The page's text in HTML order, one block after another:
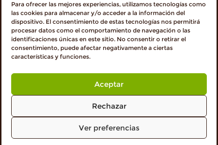
Para ofrecer las mejores experiencias, utilizamos tecnologías como
las cookies para almacenar y/o acceder a la información del
dispositivo. El consentimiento de estas tecnologías nos permitirá
procesar datos como el comportamiento de navegación o las
identificaciones únicas en este sitio. No consentir o retirar el
consentimiento, puede afectar negativamente a ciertas
características y funciones.
Aceptar
Rechazar
Ver preferencias